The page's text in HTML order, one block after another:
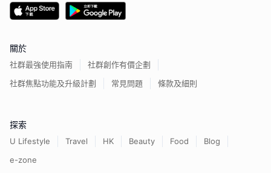
關於
社群最強使用指南
社群創作有價企劃
社群焦點功能及升級計劃
常見問題 條款及細則
探索
U Lifestyle Travel HK Beauty Food
Blog
e-zone